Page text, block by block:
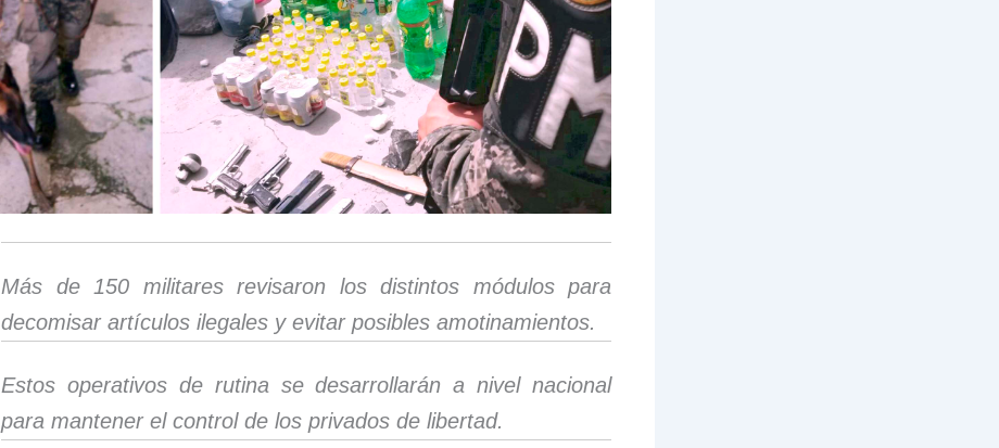
Más de 150 militares revisaron los distintos módulos para
decomisar artículos ilegales y evitar posibles amotinamientos.
Estos operativos de rutina se desarrollarán a nivel nacional
para mantener el control de los privados de libertad.